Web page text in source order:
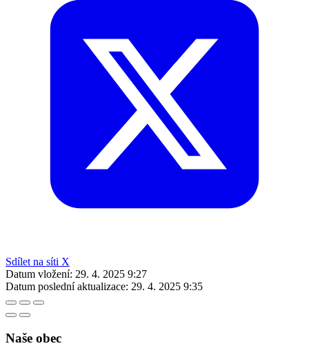
Sdílet na síti X
Datum vložení: 29. 4. 2025 9:27
Datum poslední aktualizace: 29. 4. 2025 9:35
Naše obec